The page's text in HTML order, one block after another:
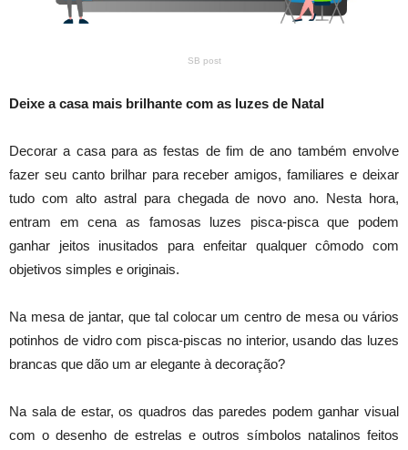
SB post
Deixe a casa mais brilhante com as luzes de Natal
Decorar a casa para as festas de fim de ano também envolve
fazer seu canto brilhar para receber amigos, familiares e deixar
tudo com alto astral para chegada de novo ano. Nesta hora,
entram em cena as famosas luzes pisca-pisca que podem
ganhar jeitos inusitados para enfeitar qualquer cômodo com
objetivos simples e originais.
Na mesa de jantar, que tal colocar um centro de mesa ou vários
potinhos de vidro com pisca-piscas no interior, usando das luzes
brancas que dão um ar elegante à decoração?
Na sala de estar, os quadros das paredes podem ganhar visual
com o desenho de estrelas e outros símbolos natalinos feitos